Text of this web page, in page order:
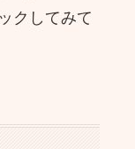
クしてみて